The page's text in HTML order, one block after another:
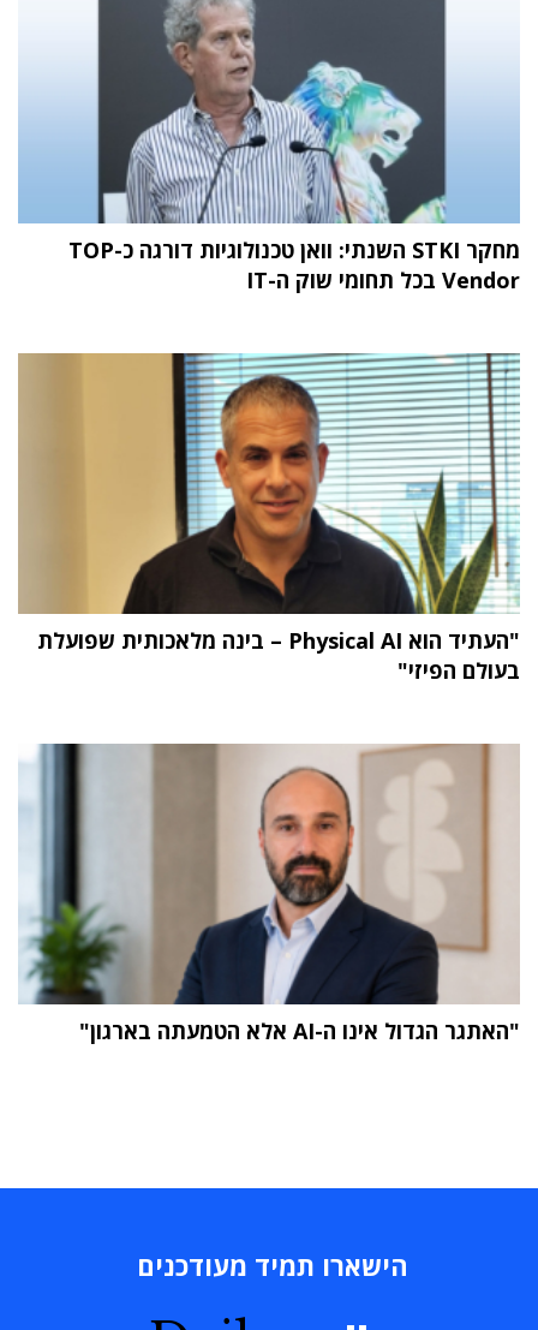
מחקר STKI השנתי: וואן טכנולוגיות דורגה כ-TOP
Vendor בכל תחומי שוק ה-IT
"העתיד הוא Physical AI – בינה מלאכותית שפועלת
בעולם הפיזי"
"האתגר הגדול אינו ה-AI אלא הטמעתה בארגון"
הישארו תמיד מעודכנים